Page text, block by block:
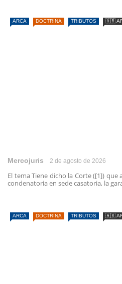
ARCA DOCTRINA TRIBUTOS 🇦🇷
Mercojuris 2 de agosto de 2026
El tema Tiene dicho la Corte ([1])
condenatoria en sede casatoria, la
ARCA DOCTRINA TRIBUTOS 🇦🇷